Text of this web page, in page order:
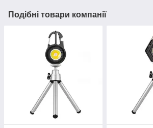
Подібні товари компанії